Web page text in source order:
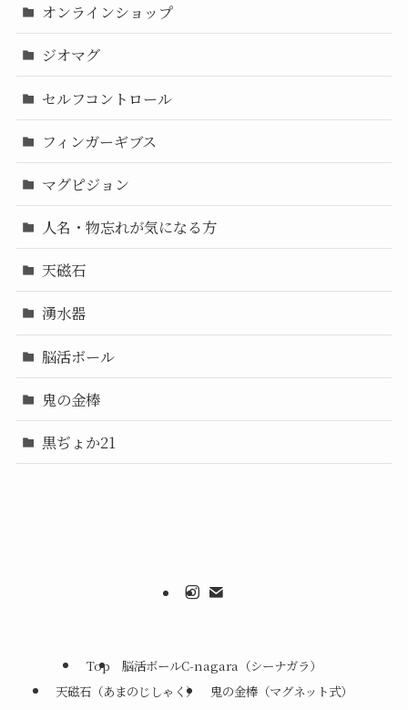
オンラインショップ
ジオマグ
セルフコントロール
フィンガーギブス
マグピジョン
人名・物忘れが気になる方
天磁石
湧水器
脳活ボール
鬼の金棒
黒ぢょか21
Top
脳活ボールC-nagara（シーナガラ）
天磁石（あまのじしゃく）
鬼の金棒（マグネット式）